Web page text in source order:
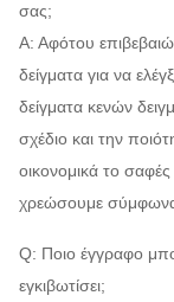
σας;
Α: Αφότου
δείγματα για να
δείγματα κενών
σχέδιο και την
οικονομικά το
χρεώσουμε σύμφωνα
Q: Ποιο έγγραφο
εγκιβωτίσει;